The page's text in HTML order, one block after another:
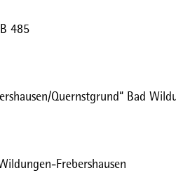
485
Quernstgrund“ Bad
Frebershausen